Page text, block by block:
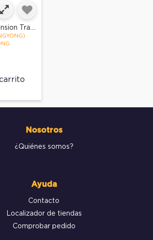
Bieleta De Suspension Trasera
Nosotros
¿Quiénes somos?
Ayuda
Contacto
Localizador de tiendas
Comprobar pedido